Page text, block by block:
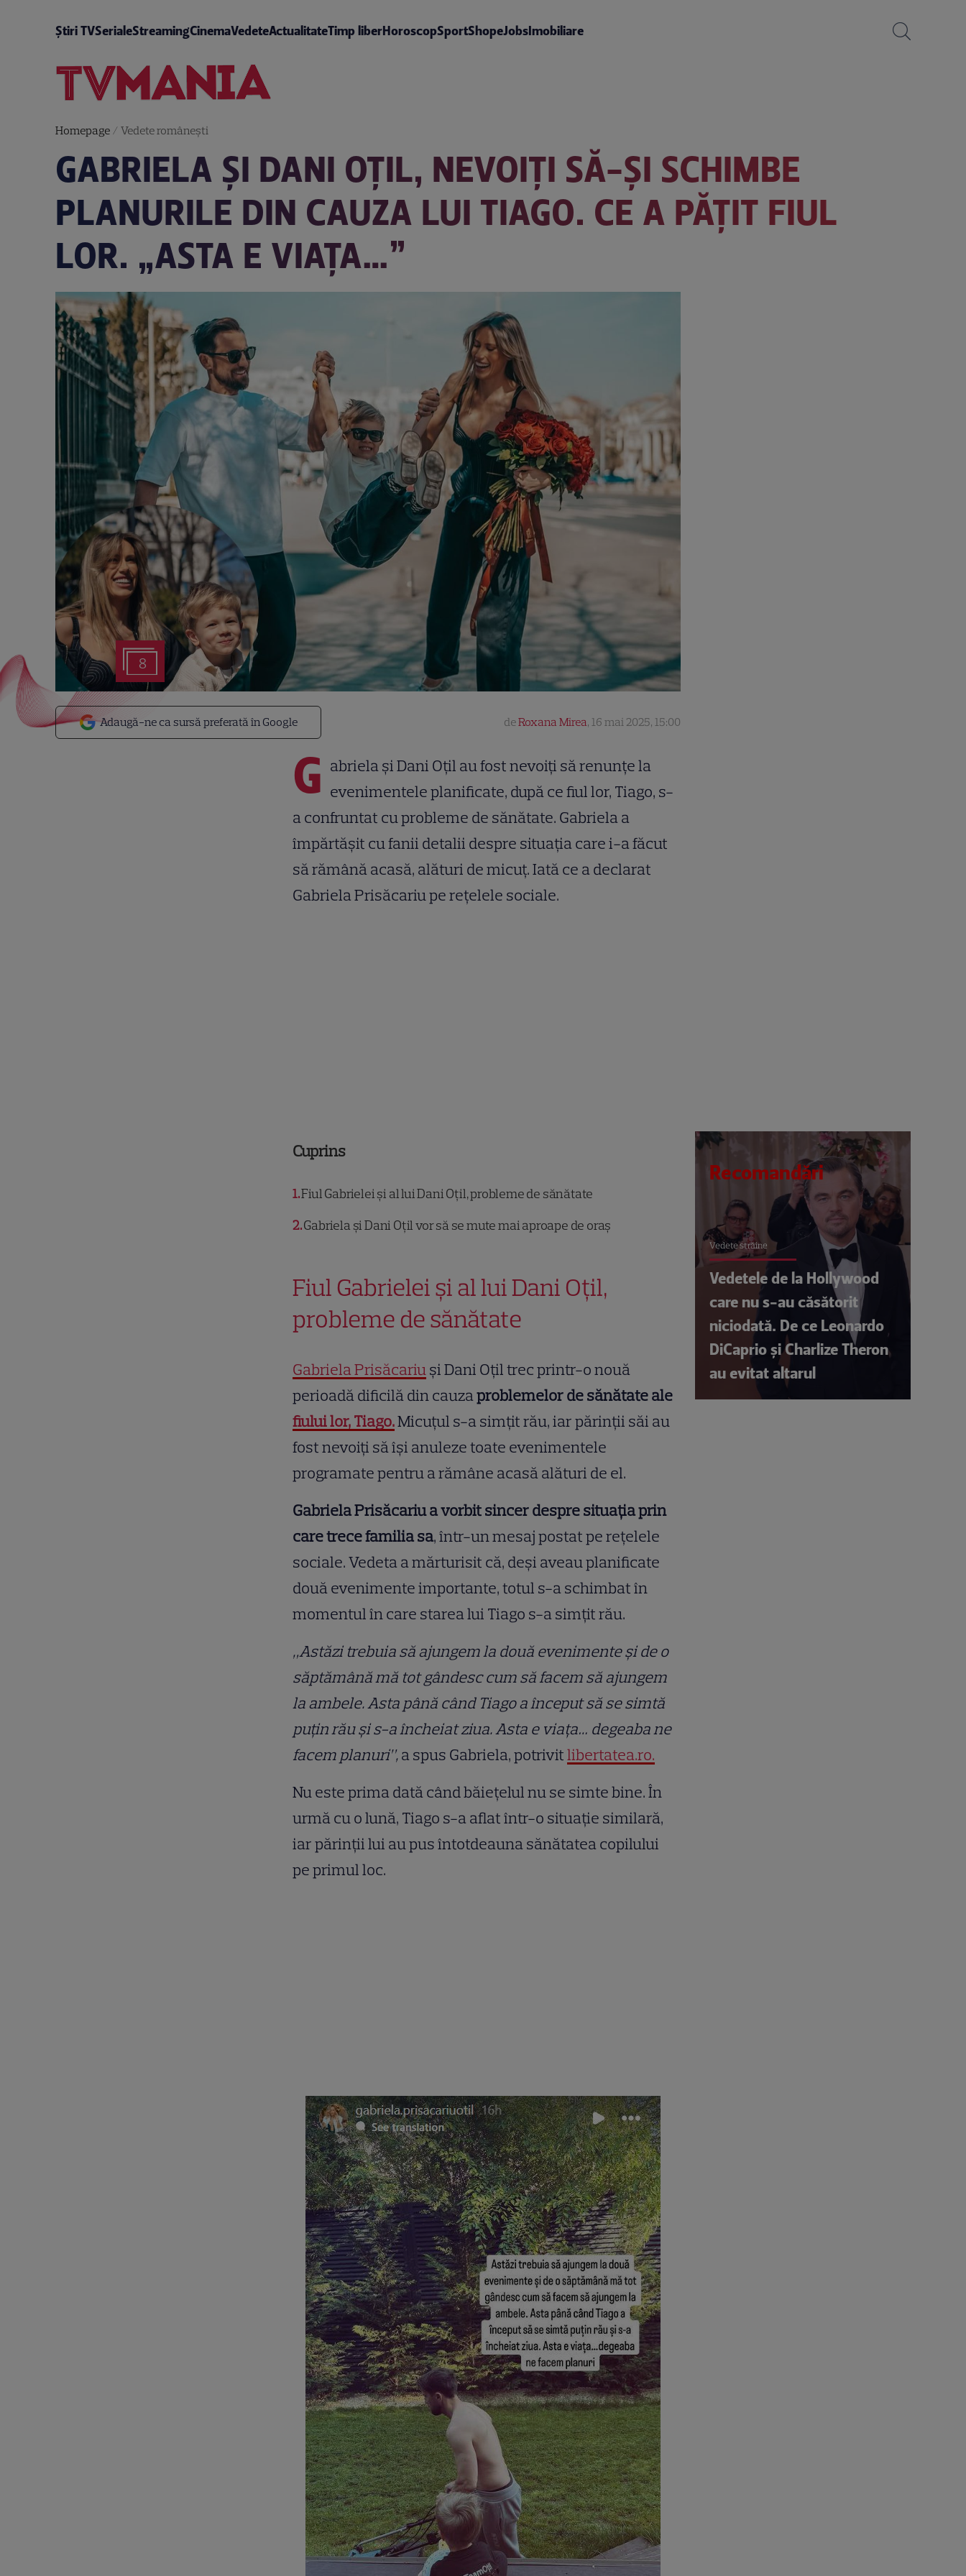
Știri TVSerialeStreamingCinemaVedeteActualitateTimp liberHoroscopSportShopeJobsImobiliare
Homepage/ Vedete româneşti
GABRIELA ȘI DANI OȚIL, NEVOIȚI SĂ-ȘI SCHIMBE
PLANURILE DIN CAUZA LUI TIAGO. CE A PĂȚIT FIUL
LOR. „ASTA E VIAȚA…”
8
Adaugă-ne ca sursă preferată în Google deRoxana Mirea, 16 mai 2025, 15:00
G abriela și Dani Oțil au fost nevoiți să renunțe la
evenimentele planificate, după ce fiul lor, Tiago, s-
a confruntat cu probleme de sănătate. Gabriela a
împărtășit cu fanii detalii despre situația care i-a făcut
să rămână acasă, alături de micuț. Iată ce a declarat
Gabriela Prisăcariu pe rețelele sociale.
Cuprins
1Fiul Gabrielei și al lui Dani Oțil, probleme de sănătate
2Gabriela și Dani Oțil vor să se mute mai aproape de oraș
Fiul Gabrielei și al lui Dani Oțil,
probleme de sănătate
Gabriela Prisăcariuși Dani Oțil trec printr-o nouă
perioadă dificilă din cauzaproblemelor de sănătate ale
fiului lor, Tiago.Micuțul s-a simțit rău, iar părinții săi au
fost nevoiți să își anuleze toate evenimentele
programate pentru a rămâne acasă alături de el.
Gabriela Prisăcariu a vorbit sincer despre situația prin
care trece familia sa, într-un mesaj postat pe rețelele
sociale. Vedeta a mărturisit că, deși aveau planificate
două evenimente importante, totul s-a schimbat în
momentul în care starea lui Tiago s-a simțit rău.
„Astăzi trebuia să ajungem la două evenimente și de o
săptămână mă tot gândesc cum să facem să ajungem
la ambele. Asta până când Tiago a început să se simtă
puțin rău și s-a încheiat ziua. Asta e viața… degeaba ne
facem planuri”,a spus Gabriela, potrivitlibertatea.ro.
Nu este prima dată când băiețelul nu se simte bine. În
urmă cu o lună, Tiago s-a aflat într-o situație similară,
iar părinții lui au pus întotdeauna sănătatea copilului
pe primul loc.
Recomandări
Vedete străine
Vedetele de la Hollywood
care nu s-au căsătorit
niciodată. De ce Leonardo
DiCaprio și Charlize Theron
au evitat altarul